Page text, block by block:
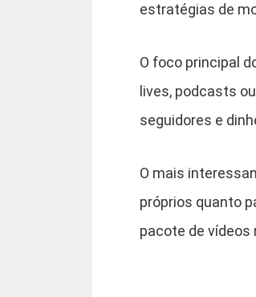
estratégias de
O foco principal
lives, podcasts
seguidores e
O mais
próprios quanto
pacote de vídeos